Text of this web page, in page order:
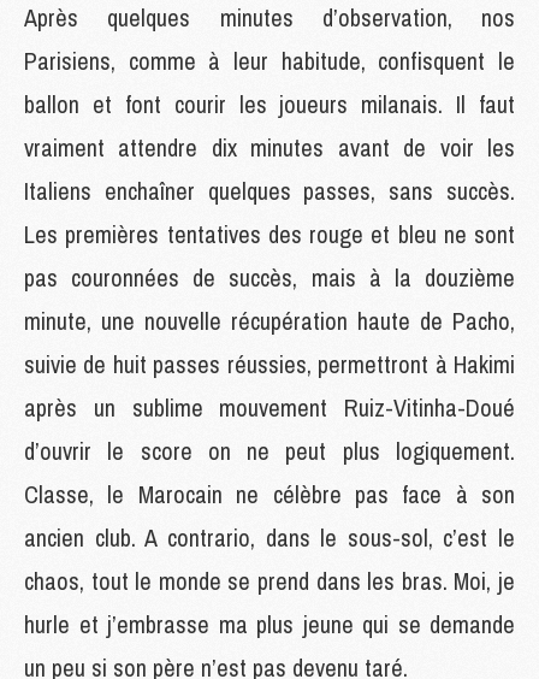
Après quelques minutes d’observation, nos
Parisiens, comme à leur habitude, confisquent le
ballon et font courir les joueurs milanais. Il faut
vraiment attendre dix minutes avant de voir les
Italiens enchaîner quelques passes, sans succès.
Les premières tentatives des rouge et bleu ne sont
pas couronnées de succès, mais à la douzième
minute, une nouvelle récupération haute de Pacho,
suivie de huit passes réussies, permettront à Hakimi
après un sublime mouvement Ruiz-Vitinha-Doué
d’ouvrir le score on ne peut plus logiquement.
Classe, le Marocain ne célèbre pas face à son
ancien club. A contrario, dans le sous-sol, c’est le
chaos, tout le monde se prend dans les bras. Moi, je
hurle et j’embrasse ma plus jeune qui se demande
un peu si son père n’est pas devenu taré.